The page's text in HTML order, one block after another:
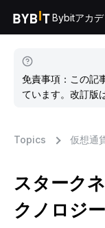
Bybitアカデ
免責事項：この記
ています。改訂版
Topics 仮想通
スターク
クノロジ